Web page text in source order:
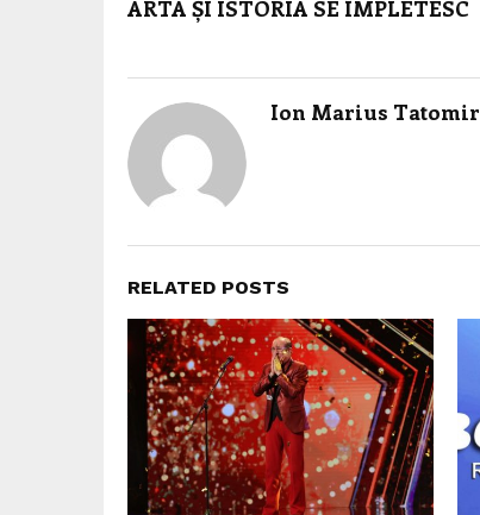
ARTA ȘI ISTORIA SE ÎMPLETESC
Ion Marius Tatomir
RELATED POSTS